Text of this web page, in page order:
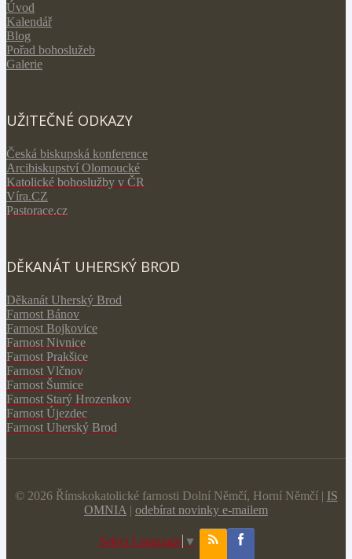
Úvod
Kalendář
Blog
Pořad bohoslužeb
Galerie
UŽITEČNÉ ODKAZY
Česká biskupská konference
Arcibiskupství Olomoucké
Katolické bohoslužby v ČR
Víra.CZ
Pastorace.cz
DĚKANÁT UHERSKÝ BROD
Děkanát Uherský Brod
Farnost Bánov
Farnost Bojkovice
Farnost Nivnice
Farnost Prakšice
Farnost Vlčnov
Farnost Šumice
Farnost Starý Hrozenkov
Farnost Újezdec
Farnost Uherský Brod
© 2026 Římskokatolické farnosti Dolní Němčí, Horní Němčí | IS
OMNIA | odebírat novinky e-mailem
Select Language ▼